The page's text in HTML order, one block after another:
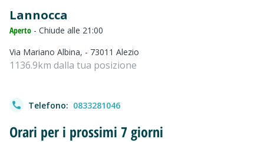
Lannocca
Aperto - Chiude alle 21:00
Via Mariano Albina, - 73011 Alezio
1136.9km dalla tua posizione
Telefono: 0833281046
Orari per i prossimi 7 giorni